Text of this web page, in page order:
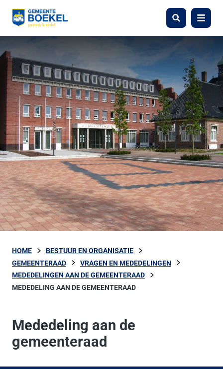
Zoeken Menu
HOME
BESTUUR EN ORGANISATIE
GEMEENTERAAD
VRAGEN EN MEDEDELINGEN
MEDEDELINGEN AAN DE GEMEENTERAAD
MEDEDELING AAN DE GEMEENTERAAD
Mededeling aan de
gemeenteraad